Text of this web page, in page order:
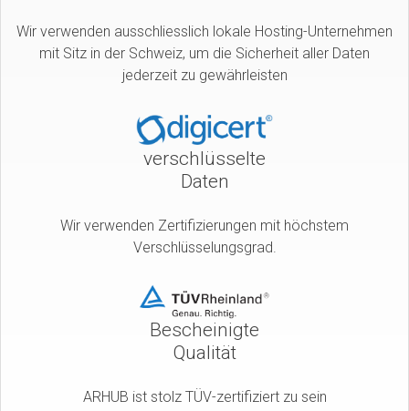
Wir verwenden ausschliesslich lokale Hosting-Unternehmen
mit Sitz in der Schweiz, um die Sicherheit aller Daten
jederzeit zu gewährleisten
verschlüsselte
Daten
Wir verwenden Zertifizierungen mit höchstem
Verschlüsselungsgrad.
Bescheinigte
Qualität
ARHUB ist stolz TÜV-zertifiziert zu sein